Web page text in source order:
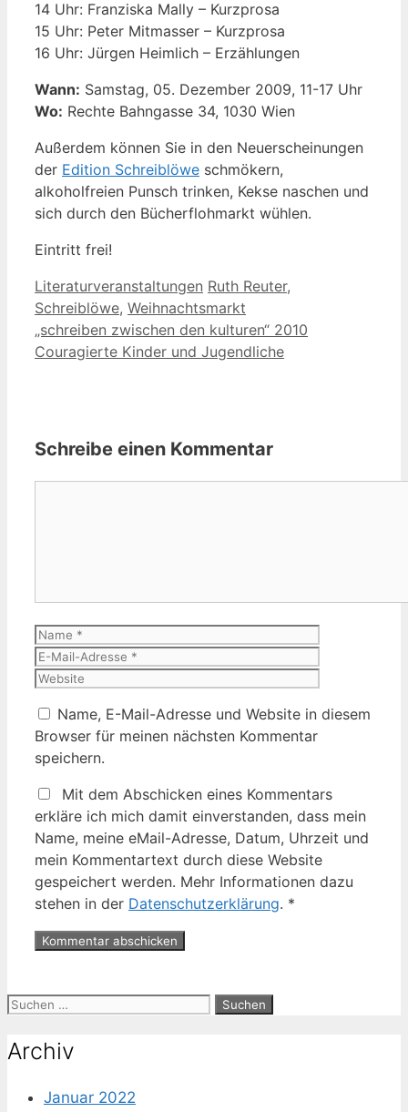
14 Uhr: Franziska Mally – Kurzprosa
15 Uhr: Peter Mitmasser – Kurzprosa
16 Uhr: Jürgen Heimlich – Erzählungen
Wann: Samstag, 05. Dezember 2009, 11-17 Uhr
Wo: Rechte Bahngasse 34, 1030 Wien
Außerdem können Sie in den Neuerscheinungen
der Edition Schreiblöwe schmökern,
alkoholfreien Punsch trinken, Kekse naschen und
sich durch den Bücherflohmarkt wühlen.
Eintritt frei!
Kategorien
Literaturveranstaltungen Schlagwörter
Ruth Reuter,
Schreiblöwe, Weihnachtsmarkt
„schreiben zwischen den kulturen“ 2010
Couragierte Kinder und Jugendliche
Schreibe einen Kommentar
Name
Name, E-Mail-Adresse und Website in diesem
Browser für meinen nächsten Kommentar
speichern.
Mit dem Abschicken eines Kommentars
erkläre ich mich damit einverstanden, dass mein
Name, meine eMail-Adresse, Datum, Uhrzeit und
mein Kommentartext durch diese Website
gespeichert werden. Mehr Informationen dazu
stehen in der Datenschutzerklärung. *
Suche
Archiv
Januar 2022